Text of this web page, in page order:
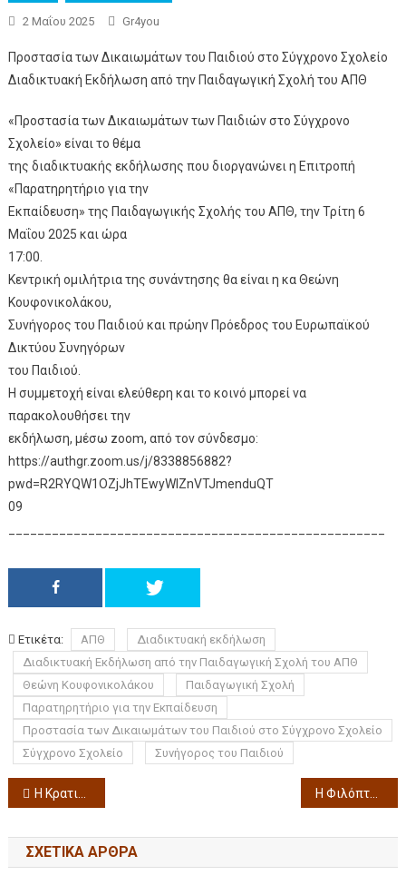
2 Μαΐου 2025 Gr4you
Προστασία των Δικαιωμάτων του Παιδιού στο Σύγχρονο Σχολείο
Διαδικτυακή Εκδήλωση από την Παιδαγωγική Σχολή του ΑΠΘ
«Προστασία των Δικαιωμάτων των Παιδιών στο Σύγχρονο
Σχολείο» είναι το θέμα
της διαδικτυακής εκδήλωσης που διοργανώνει η Επιτροπή
«Παρατηρητήριο για την
Εκπαίδευση» της Παιδαγωγικής Σχολής του ΑΠΘ, την Τρίτη 6
Μαΐου 2025 και ώρα
17:00.
Κεντρική ομιλήτρια της συνάντησης θα είναι η κα Θεώνη
Κουφονικολάκου,
Συνήγορος του Παιδιού και πρώην Πρόεδρος του Ευρωπαϊκού
Δικτύου Συνηγόρων
του Παιδιού.
Η συμμετοχή είναι ελεύθερη και το κοινό μπορεί να
παρακολουθήσει την
εκδήλωση, μέσω zoom, από τον σύνδεσμο:
https://authgr.zoom.us/j/8338856882?
pwd=R2RYQW1OZjJhTEwyWlZnVTJmenduQT
09
Ετικέτα: ΑΠΘ
Διαδικτυακή εκδήλωση
Διαδικτυακή Εκδήλωση από την Παιδαγωγική Σχολή του ΑΠΘ
Θεώνη Κουφονικολάκου
Παιδαγωγική Σχολή
Παρατηρητήριο για την Εκπαίδευση
Προστασία των Δικαιωμάτων του Παιδιού στο Σύγχρονο Σχολείο
Σύγχρονο Σχολείο
Συνήγορος του Παιδιού
Η Κρατική Ορχήστρα Θεσσαλονίκης τιμά τα 50 χρόνια από το θάνατο του σπουδαίου Ρώσου συνθέτη Ντμίτρι Σοστακόβιτς στο Μέγαρο Μουσικής Θεσσαλονίκης Η Φιλόπτωχος Αδελφότης Ανδρών Θεσσαλονίκης σας προσκαλεί στα εγκαίνια της έκθεσης ζωγραφικής καλλιτεχνών και μαθητών του Εργαστηρίου Καλών Τεχνών Τζενανίδου
ΣΧΕΤΙΚΆ ΆΡΘΡΑ